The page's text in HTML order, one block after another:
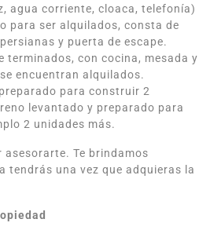
agua corriente, cloaca, telefonía)
para ser alquilados, consta de
y puerta de escape.
terminados, con cocina, mesada y
encuentran alquilados.
para construir 2
levantado y preparado para
2 unidades más.
Te brindamos
tendrás una vez que adquieras la